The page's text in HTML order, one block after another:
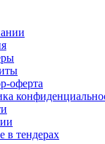
оферта
в тендерах